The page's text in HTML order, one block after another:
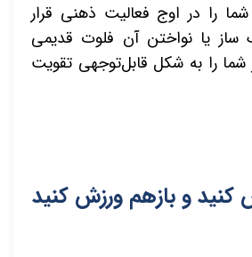
را در اوج فعالیت ذهنی قرار
یا نواختن آن فلوت قدیمی
شما را به شکل قابل‌توجهی تقویت
کنید و بازهم ورزش کنید